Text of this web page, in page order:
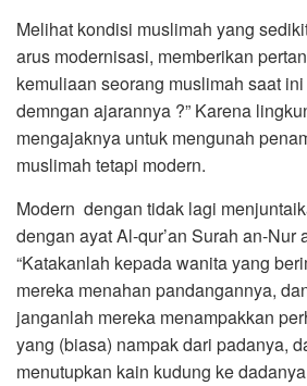
Melihat kondisi muslimah yang
arus modernisasi, memberikan
kemuliaan seorang muslimah saat
demngan ajarannya ?” Karena
mengajaknya untuk mengunah
muslimah tetapi modern.
Modern dengan tidak lagi
dengan ayat Al-qur’an Surah an-Nur
“Katakanlah kepada wanita yang
mereka menahan pandangannya,
janganlah mereka menampakkan
yang (biasa) nampak dari padanya,
menutupkan kain kudung ke